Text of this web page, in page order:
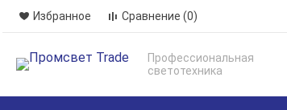
Избранное Сравнение (0)
Профессиональная
светотехника